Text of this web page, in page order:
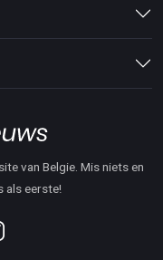
van Belgie. Mis niets en
als eerste!